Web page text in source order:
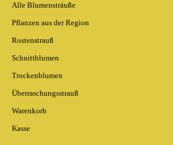
Alle Blumensträuße
Pflanzen aus der Region
Rostenstrauß
Schnittblumen
Trockenblumen
Überraschungsstrauß
Warenkorb
Kasse